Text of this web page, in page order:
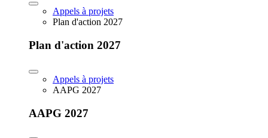
Appels à projets
Plan d'action 2027
Plan d'action 2027
Appels à projets
AAPG 2027
AAPG 2027